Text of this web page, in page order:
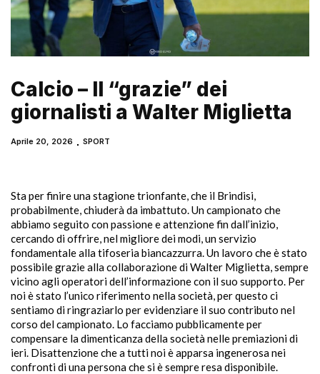
Calcio – Il “grazie” dei
giornalisti a Walter Miglietta
Aprile 20, 2026 SPORT
Sta per finire una stagione trionfante, che il Brindisi,
probabilmente, chiuderà da imbattuto. Un campionato che
abbiamo seguito con passione e attenzione fin dall’inizio,
cercando di offrire, nel migliore dei modi, un servizio
fondamentale alla tifoseria biancazzurra. Un lavoro che è stato
possibile grazie alla collaborazione di Walter Miglietta, sempre
vicino agli operatori dell’informazione con il suo supporto. Per
noi è stato l’unico riferimento nella società, per questo ci
sentiamo di ringraziarlo per evidenziare il suo contributo nel
corso del campionato. Lo facciamo pubblicamente per
compensare la dimenticanza della società nelle premiazioni di
ieri. Disattenzione che a tutti noi è apparsa ingenerosa nei
confronti di una persona che si è sempre resa disponibile.